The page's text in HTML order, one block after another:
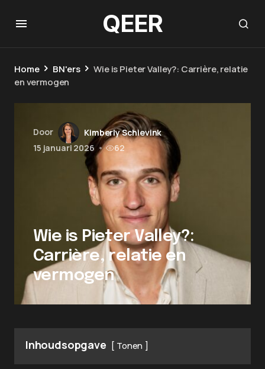
QEER
Home BN'ers
Wie is Pieter Valley?: Carrière, relatie
en vermogen
Door
Kimberly Schievink
15 januari 2026 • 62
Wie is Pieter Valley?:
Carrière, relatie en
vermogen
Inhoudsopgave Tonen